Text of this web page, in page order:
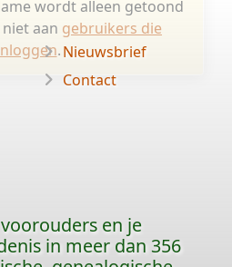
wordt alleen getoond
aan gebruikers die
.Nieuwsbrief
Contact
en je
in meer dan 356